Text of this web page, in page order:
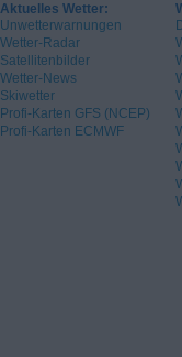
Aktuelles Wetter:
Unwetterwarnungen
Wetter-Radar
Satellitenbilder
Wetter-News
Skiwetter
Profi-Karten GFS (NCEP)
Profi-Karten ECMWF